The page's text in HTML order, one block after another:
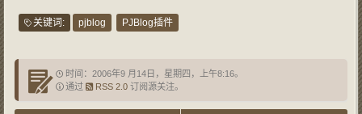
关键词: pjblog PJBlog插件
时间：2006年9 月14日，星期四，上午8:16。
通过
RSS 2.0订阅源关注。